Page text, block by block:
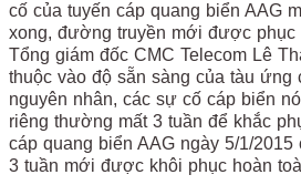
cố của tuyến cáp quang biển AAG
xong, đường truyền mới được phục
Tổng giám đốc CMC Telecom Lê
thuộc vào độ sẵn sàng của tàu
nguyên nhân, các sự cố cáp biển
riêng thường mất 3 tuần để khắc
cáp quang biển AAG ngày 5/1/2015
3 tuần mới được khôi phục hoàn